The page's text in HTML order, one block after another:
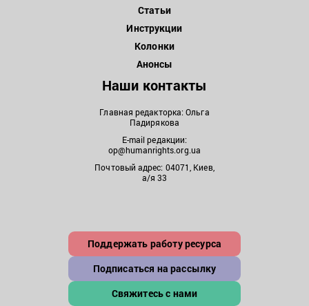
Статьи
Инструкции
Колонки
Анонсы
Наши контакты
Главная редакторка: Ольга
Падирякова
E-mail редакции:
op@humanrights.org.ua
Почтовый адрес: 04071, Киев,
а/я 33
Поддержать работу ресурса
Подписаться на рассылку
Свяжитесь с нами